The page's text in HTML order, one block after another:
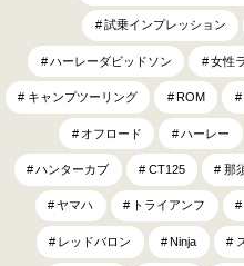
試乗インプレッション
ハーレーダビッドソン 女性
キャンプツーリング ROM
オフロード ハーレー
ハンターカブ CT125 那
ヤマハ トライアンフ
レッドバロン Ninja